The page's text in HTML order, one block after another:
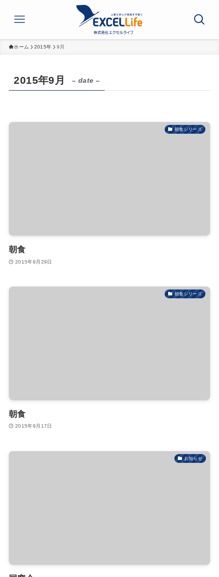
ホーム 2015年 9月
2015年9月 – date –
朝食シリーズ
朝食
2015年9月29日
朝食シリーズ
朝食
2015年9月17日
お知らせ